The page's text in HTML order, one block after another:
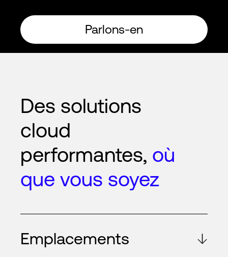
Parlons-en
Des solutions
cloud
performantes, où
que vous soyez
Emplacements